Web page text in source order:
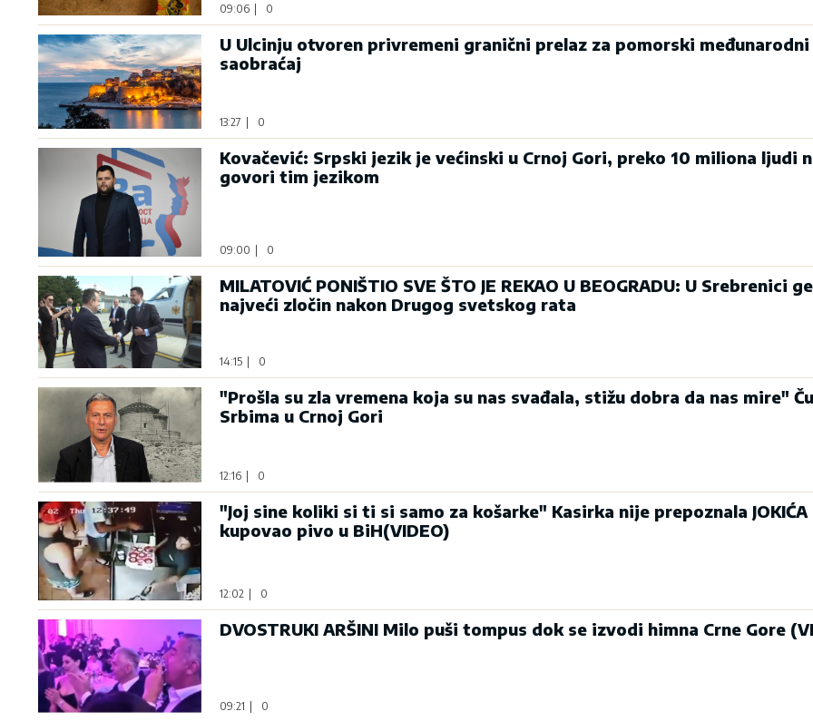
09:06 0
U Ulcinju otvoren privremeni granični prelaz za pomorski
saobraćaj
13:27 0
Kovačević: Srpski jezik je većinski u Crnoj Gori, preko 10 miliona ljudi
govori tim jezikom
09:00 0
MILATOVIĆ PONIŠTIO SVE ŠTO JE REKAO U BEOGRADU: U Srebrenici
najveći zločin nakon Drugog svetskog rata
14:15 0
"Prošla su zla vremena koja su nas svađala, stižu dobra da nas mire"
Srbima u Crnoj Gori
12:16 0
"Joj sine koliki si ti si samo za košarke" Kasirka nije prepoznala
kupovao pivo u BiH(VIDEO)
12:02 0
DVOSTRUKI ARŠINI Milo puši tompus dok se izvodi himna Crne Gore
09:21 0